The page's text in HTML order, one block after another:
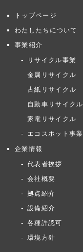
トップページ
わたしたちについて
事業紹介
リサイクル事業
金属リサイクル
古紙リサイクル
自動車リサイクル
家電リサイクル
エコスポット事業
企業情報
代表者挨拶
会社概要
拠点紹介
設備紹介
各種許認可
環境方針